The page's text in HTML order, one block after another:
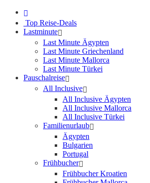
Top Reise-Deals
Lastminute
Last Minute Ägypten
Last Minute Griechenland
Last Minute Mallorca
Last Minute Türkei
Pauschalreise
All Inclusive
All Inclusive Ägypten
All Inclusive Mallorca
All Inclusive Türkei
Familienurlaub
Ägypten
Bulgarien
Portugal
Frühbucher
Frühbucher Kroatien